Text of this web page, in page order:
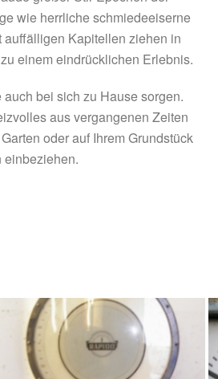
wie herrliche schmiedeeiserne
auffälligen Kapitellen ziehen in
einem eindrücklichen Erlebnis.
bei sich zu Hause sorgen.
aus vergangenen Zeiten
oder auf Ihrem Grundstück
einbeziehen.